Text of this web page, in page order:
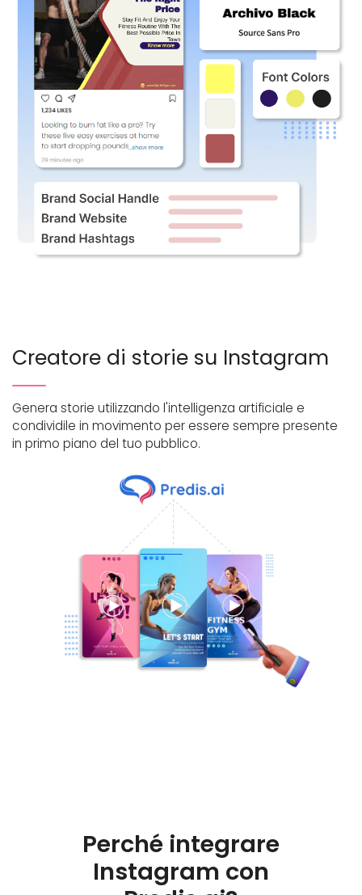
Creatore di storie su Instagram
Genera storie utilizzando l'intelligenza artificiale e
condividile in movimento per essere sempre presente
in primo piano del tuo pubblico.
Perché integrare
Instagram con